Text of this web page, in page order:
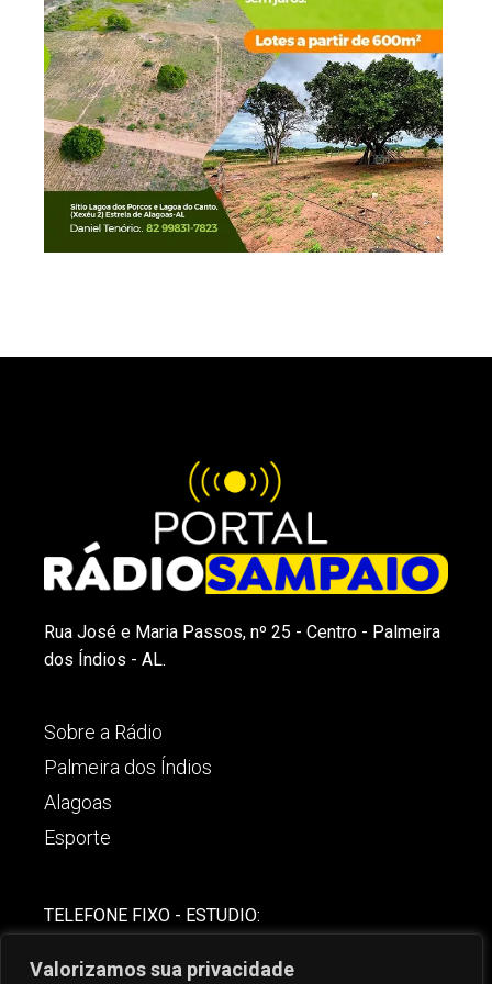
Valorizamos sua privacidade
Rua José e Maria Passos, nº 25 - Centro - Palmeira
dos Índios - AL.
Sobre a Rádio
Palmeira dos Índios
Alagoas
Esporte
TELEFONE FIXO - ESTUDIO: